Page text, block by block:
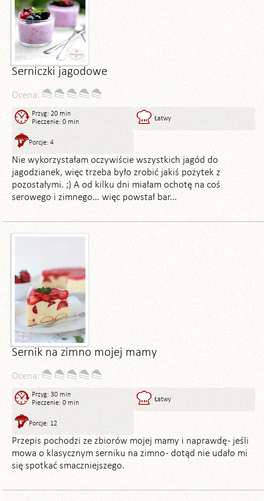
Serniczki jagodowe
Ocena:
Przyg: 20 min
Pieczenie: 0 min
Łatwy
Porcje: 4
Nie wykorzystałam oczywiście wszystkich jagód do
jagodzianek, więc trzeba było zrobić jakiś pożytek z
pozostałymi. ;) A od kilku dni miałam ochotę na coś
serowego i zimnego… więc powstał bar...
Sernik na zimno mojej mamy
Ocena:
Przyg: 30 min
Pieczenie: 0 min
Łatwy
Porcje: 12
Przepis pochodzi ze zbiorów mojej mamy i naprawdę - jeśli
mowa o klasycznym serniku na zimno - dotąd nie udało mi
się spotkać smaczniejszego.